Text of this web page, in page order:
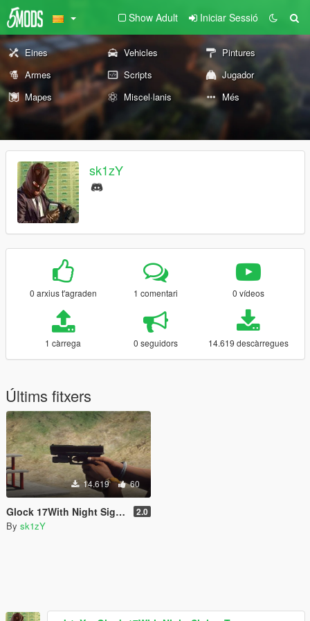
Show Adult Iniciar Sessió
Eines Vehicles
Pintures
Armes
Scripts
Jugador
Mapes
Miscel·lanis Més
sk1zY
0 arxius t'agraden 1 comentari 0 vídeos
1 càrrega 0 seguidors 14.619 descàrregues
Últims fitxers
14.619 60
Glock 17With Night Sights Texture - model by metroidguy 2.0
By sk1zY